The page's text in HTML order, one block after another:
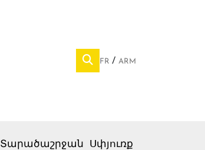
FR ARM
Տարածաշրջան Սփյուռք